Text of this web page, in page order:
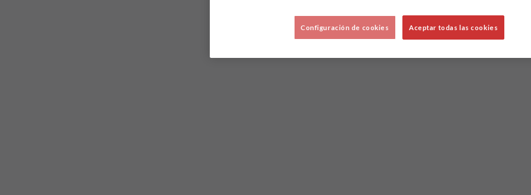
Aceptar todas las cookies
Configuración de cookies